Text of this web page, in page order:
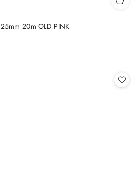
25mm 20m OLD PINK